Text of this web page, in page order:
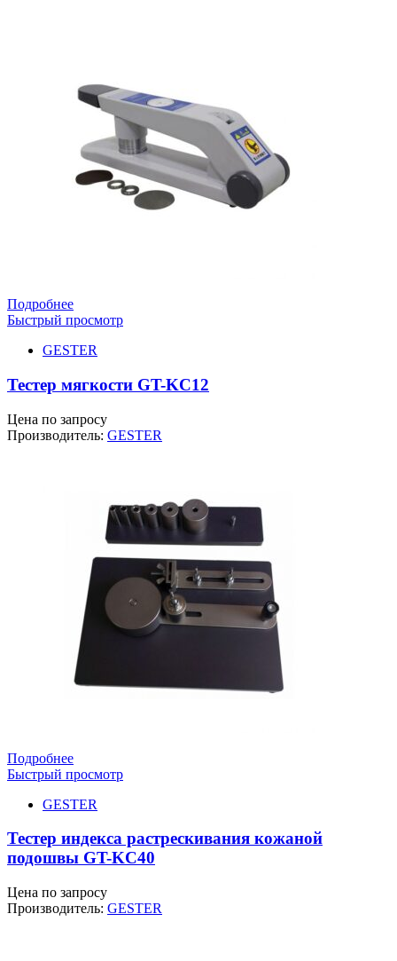
Подробнее
Быстрый просмотр
GESTER
Тестер мягкости GT-KC12
Цена по запросу
Производитель: GESTER
Подробнее
Быстрый просмотр
GESTER
Тестер индекса растрескивания кожаной
подошвы GT-KC40
Цена по запросу
Производитель: GESTER